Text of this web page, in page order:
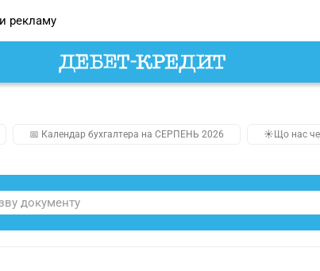
рекламу
📅 Календар бухгалтера на СЕРПЕНЬ 2026 ☀️Що нас